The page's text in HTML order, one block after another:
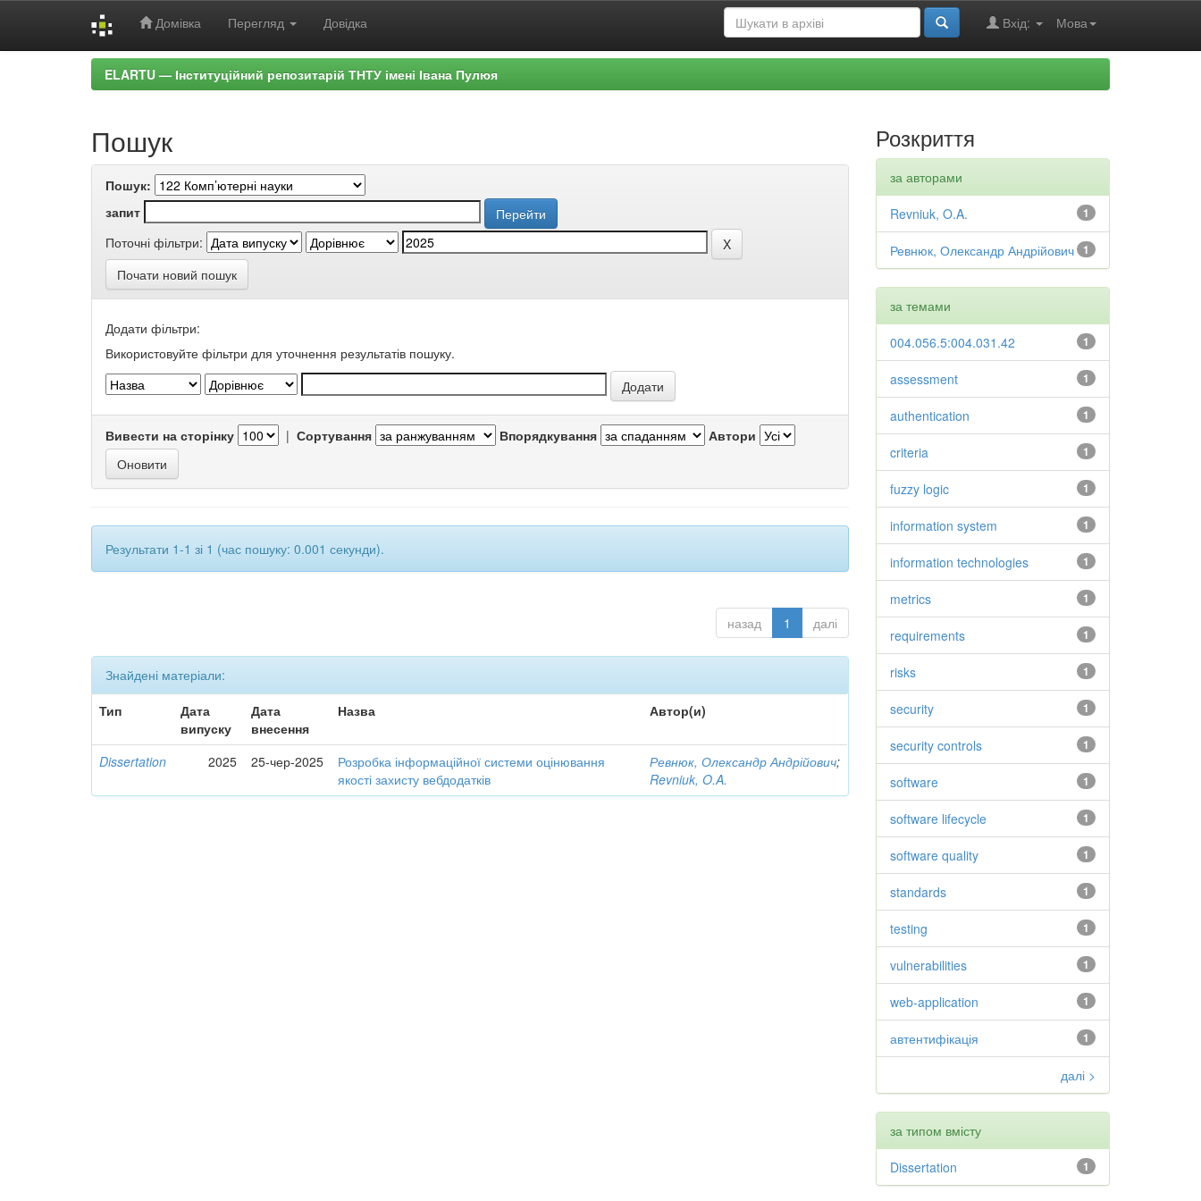
Домівка Перегляд Довідка Мова
Вхід:
ELARTU — Інституційний репозитарій ТНТУ імені Івана Пулюя
Пошук
Пошук:
запит
Поточні фільтри:
Почати новий пошук
Додати фільтри:
Використовуйте фільтри для уточнення результатів пошуку.
Вивести на сторінку | Сортування Впорядкування Автори
Результати 1-1 зі 1 (час пошуку: 0.001 секунди).
назад 1 далі
Знайдені матеріали:
Тип
Дата
випуску
Дата
внесення
Назва Автор(и)
Dissertation 2025 25-чер-2025
Розробка інформаційної системи оцінювання
якості захисту вебдодатків
Ревнюк, Олександр Андрійович;
Revniuk, O.A.
Розкриття
за авторами
1
Revniuk, O.A.
1
Ревнюк, Олександр Андрійович
за темами
1
004.056.5:004.031.42
1
assessment
1
authentication
1
criteria
1
fuzzy logic
1
information system
1
information technologies
1
metrics
1
requirements
1
risks
1
security
1
security controls
1
software
1
software lifecycle
1
software quality
1
standards
1
testing
1
vulnerabilities
1
web-application
1
автентифікація
далі >
за типом вмісту
1
Dissertation